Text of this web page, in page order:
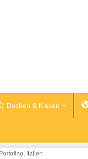
Decken & Kissen
Italien